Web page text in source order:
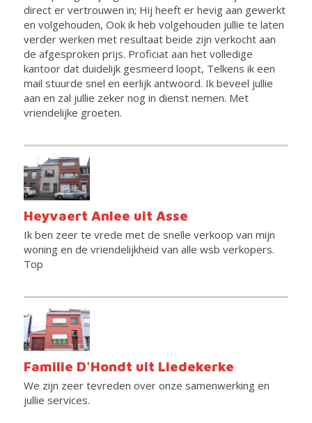
direct er vertrouwen in; Hij heeft er hevig aan gewerkt
en volgehouden, Ook ik heb volgehouden jullie te laten
verder werken met resultaat beide zijn verkocht aan
de afgesproken prijs. Proficiat aan het volledige
kantoor dat duidelijk gesmeerd loopt, Telkens ik een
mail stuurde snel en eerlijk antwoord. Ik beveel jullie
aan en zal jullie zeker nog in dienst nemen. Met
vriendelijke groeten.
Heyvaert Anlee uit Asse
Ik ben zeer te vrede met de snelle verkoop van mijn
woning en de vriendelijkheid van alle wsb verkopers.
Top
Familie D'Hondt uit Liedekerke
We zijn zeer tevreden over onze samenwerking en
jullie services.